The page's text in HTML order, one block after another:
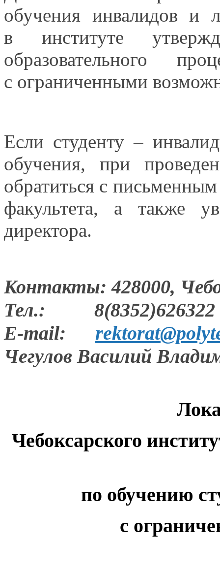
обучения инвалидови
в институте
образовательного
с ограниченными
Если студенту –
обучения, при
обратиться с письменным
факультета, а также
директора.
Контакты: 428000,
Тел.: 8(8352)626322
Е-mail:
Чегулов Василий
Чебоксарского
по обучению
с